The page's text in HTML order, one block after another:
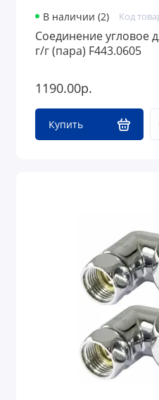
В наличии (2) Код
Соединение угловое
г/г (пара) F443.0605
1190.00р.
Купить